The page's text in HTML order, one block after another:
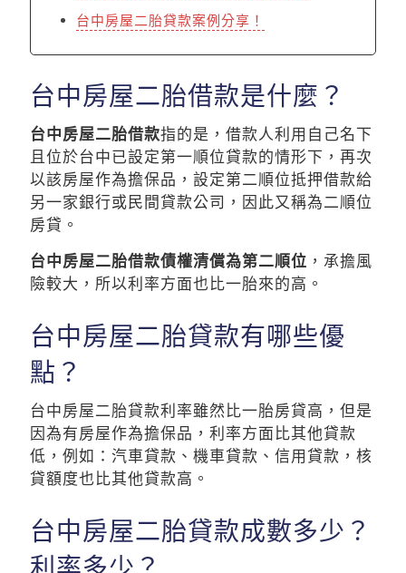
台中房屋二胎貸款案例分享！
台中房屋二胎借款是什麼？
台中房屋二胎借款指的是，借款人利用自己名下
且位於台中已設定第一順位貸款的情形下，再次
以該房屋作為擔保品，設定第二順位抵押借款給
另一家銀行或民間貸款公司，因此又稱為二順位
房貸。
台中房屋二胎借款債權清償為第二順位 ，承擔風
險較大，所以利率方面也比一胎來的高。
台中房屋二胎貸款有哪些優
點？
台中房屋二胎貸款利率雖然比一胎房貸高，但是
因為有房屋作為擔保品，利率方面比其他貸款
低，例如：汽車貸款、機車貸款、信用貸款，核
貸額度也比其他貸款高。
台中房屋二胎貸款成數多少？